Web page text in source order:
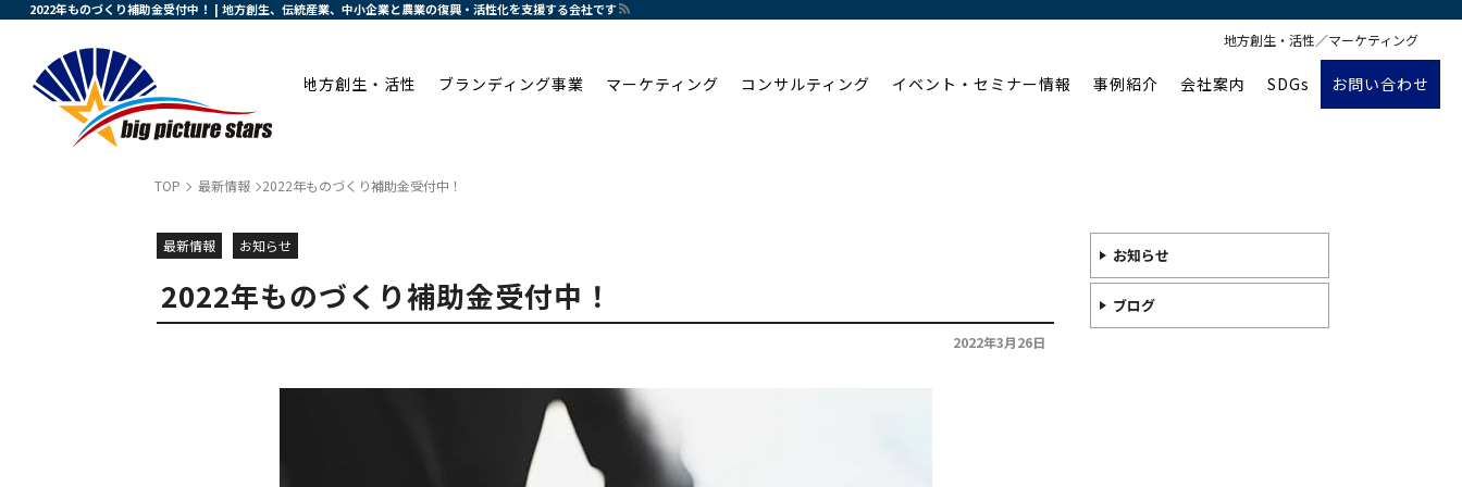
2022年ものづくり補助金受付中！ | 地方創生、伝統産業、中小企業と農業の復興・活性化を支援する会社です
地方創生・活性／マーケティング
地方創生・活性 ブランディング事業 マーケティング コンサルティング イベント・セミナー情報 事例紹介 会社案内 SDGs お問い合わせ
TOP 最新情報 2022年ものづくり補助金受付中！
最新情報 お知らせ
2022年ものづくり補助金受付中！
2022年3月26日
お知らせ
ブログ